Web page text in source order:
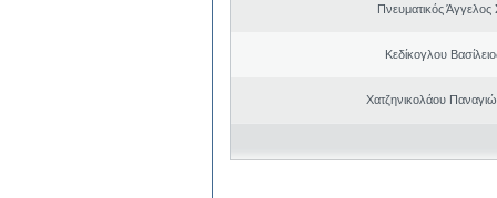
Πνευματικός
Κεδίκογλου
Χατζηνικολάου